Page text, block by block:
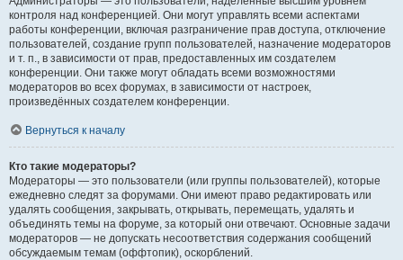
контроля над конференцией. Они могут управлять всеми аспектами
работы конференции, включая разграничение прав доступа, отключение
пользователей, создание групп пользователей, назначение модераторов
и т. п., в зависимости от прав, предоставленных им создателем
конференции. Они также могут обладать всеми возможностями
модераторов во всех форумах, в зависимости от настроек,
произведённых создателем конференции.
Вернуться к началу
Кто такие модераторы?
Модераторы — это пользователи (или группы пользователей), которые
ежедневно следят за форумами. Они имеют право редактировать или
удалять сообщения, закрывать, открывать, перемещать, удалять и
объединять темы на форуме, за который они отвечают. Основные задачи
модераторов — не допускать несоответствия содержания сообщений
обсуждаемым темам (оффтопик), оскорблений.